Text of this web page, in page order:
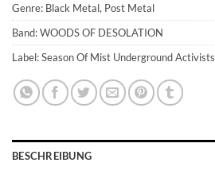
Genre: Black Metal, Post Metal
Band: WOODS OF DESOLATION
Label: Season Of Mist Underground Activists
BESCHREIBUNG